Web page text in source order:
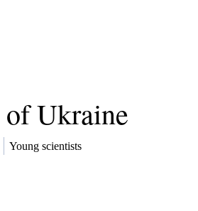
Ukraine
Young scientists